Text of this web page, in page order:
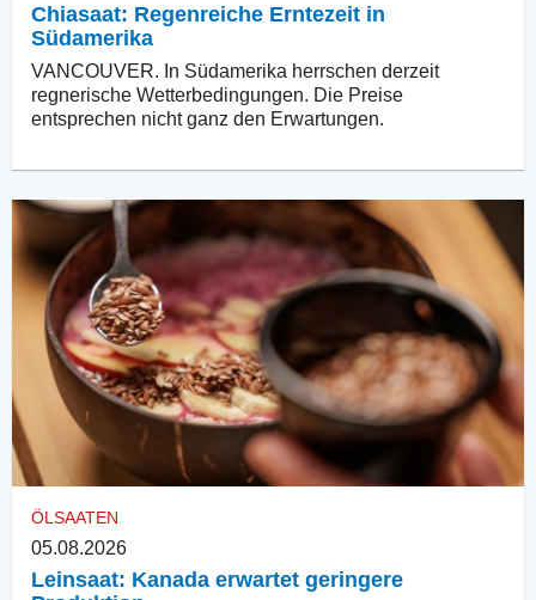
Chiasaat: Regenreiche Erntezeit in
Südamerika
VANCOUVER. In Südamerika herrschen derzeit
regnerische Wetterbedingungen. Die Preise
entsprechen nicht ganz den Erwartungen.
ÖLSAATEN
05.08.2026
Leinsaat: Kanada erwartet geringere